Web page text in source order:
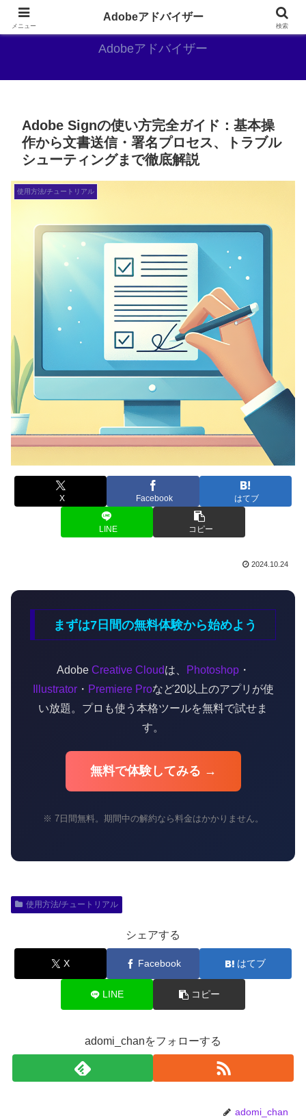
Adobe好きのAdobe推しブログ
Adobeアドバイザー
Adobe Signの使い方完全ガイド：基本操
作から文書送信・署名プロセス、トラブル
シューティングまで徹底解説
使用方法/チュートリアル
X Facebook はてブ
LINE コピー
2024.10.24
まずは7日間の無料体験から始めよう
Adobe Creative Cloudは、 Photoshop・
Illustrator・ Premiere Proなど20以上のアプリが使
い放題。プロも使う本格ツールを無料で試せま
す。
無料で体験してみる →
※ 7日間無料。期間中の解約なら料金はかかりません。
使用方法/チュートリアル
シェアする
X Facebook はてブ
LINE コピー
adomi_chanをフォローする
adomi_chan
メニュー
Adobeアドバイザー
検索